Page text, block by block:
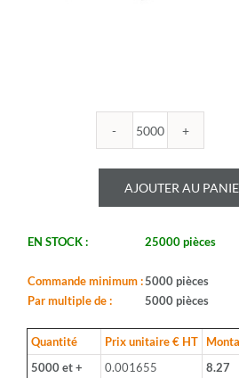
quantité
ROYALOHM
-
R1206B
-
1206
-
270Kohm
-
Tol.:
AJOUTER AU
EN STOCK : 25000 pièces
Commande minimum :5000 pièces
Par multiple de :
5000 pièces
Quantité Prix unitaire € HT
5000 et +
0.001655
8.27